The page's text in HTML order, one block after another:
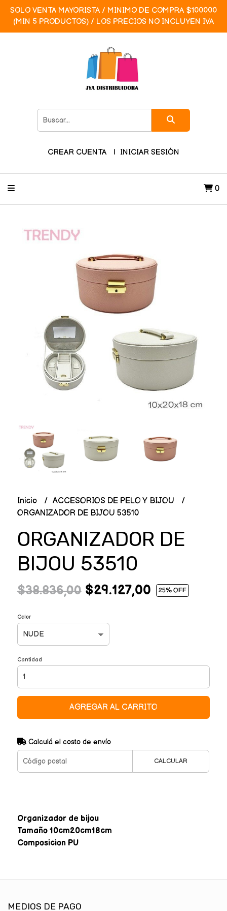
SOLO VENTA MAYORISTA / MINIMO DE COMPRA $100000
(MIN 5 PRODUCTOS) / LOS PRECIOS NO INCLUYEN IVA
CREAR CUENTA INICIAR SESIÓN
0
Inicio
ACCESORIOS DE PELO Y BIJOU
ORGANIZADOR DE BIJOU 53510
ORGANIZADOR DE
BIJOU 53510
$38.836,00$29.127,00 25% OFF
Color
Cantidad
AGREGAR AL CARRITO
Calculá el costo de envío
CALCULAR
Organizador de bijou
Tamaño 10cm20cm18cm
Composicion PU
MEDIOS DE PAGO